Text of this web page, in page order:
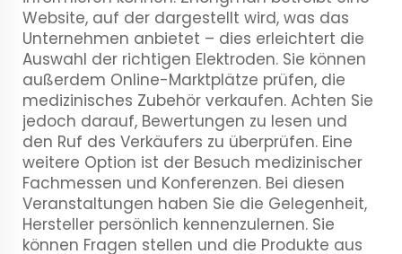
Website, auf der dargestellt wird, was das
Unternehmen anbietet – dies erleichtert die
Auswahl der richtigen Elektroden. Sie können
außerdem Online-Marktplätze prüfen, die
medizinisches Zubehör verkaufen. Achten Sie
jedoch darauf, Bewertungen zu lesen und
den Ruf des Verkäufers zu überprüfen. Eine
weitere Option ist der Besuch medizinischer
Fachmessen und Konferenzen. Bei diesen
Veranstaltungen haben Sie die Gelegenheit,
Hersteller persönlich kennenzulernen. Sie
können Fragen stellen und die Produkte aus